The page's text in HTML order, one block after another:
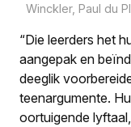
Winckler, Paul du
“Die leerders het
aangepak en
deeglik
teenargumente.
oortuigende